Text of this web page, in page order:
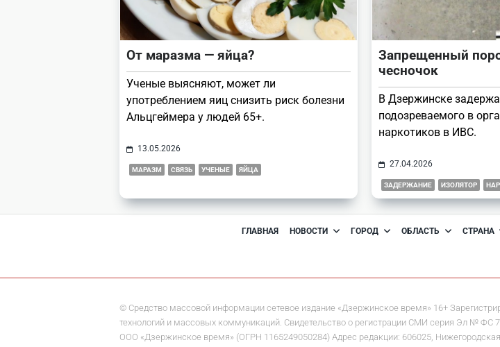
От маразма — яйца?
Ученые выясняют, может ли
употреблением яиц снизить риск болезни
Альцгеймера у людей 65+.
13.05.2026
МАРАЗМ СВЯЗЬ УЧЕНЫЕ ЯЙЦА
Запрещенный
чесночок
В Дзержинске
подозреваемого в
наркотиков в ИВС.
27.04.2026
ЗАДЕРЖАНИЕ ИЗОЛЯТОР
ГЛАВНАЯ НОВОСТИ ГОРОД ОБЛАСТЬ СТРАНА
© Средство массовой информации сетевое издание «Дзержинское время» 16+
технологий и массовых коммуникаций. Свидетельство о регистрации СМИ серия Эл № ФС
ООО «Дзержинское время» (ОГРН 1165249050284) Адрес редакции: 606025,